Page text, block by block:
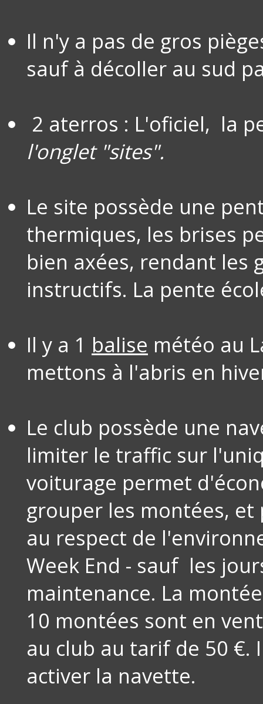
Il n'y a pas de gros
sauf à décoller au sud
2 aterros : L'oficiel, la
l'onglet "sites".
Le site possède une
thermiques, les brises
bien axées, rendant les
instructifs. La pente
Il y a 1 balise météo au
mettons à l'abris en
Le club possède une
limiter le traffic sur
voiturage permet
grouper les montées,
au respect de
Week End - sauf les
maintenance. La
10 montées sont en
au club au tarif de 50
activer la navette.